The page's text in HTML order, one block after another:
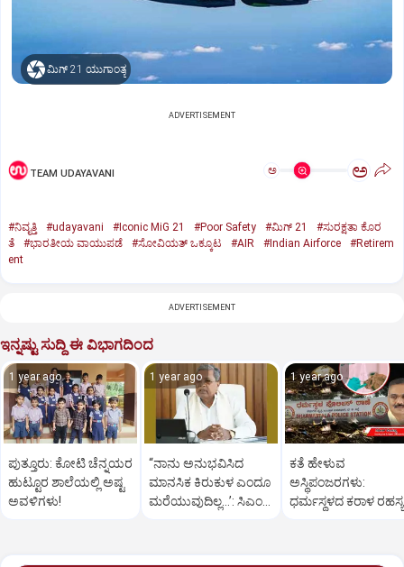
ಮಿಗ್‌ 21 ಯುಗಾಂತ್ಯ
ADVERTISEMENT
TEAM UDAYAVANI ಅ ಅ
#ನಿವೃತ್ತಿ #udayavani #Iconic MiG 21 #Poor Safety #ಮಿಗ್‌ 21
#ಸುರಕ್ಷತಾ ಕೊರ
ತೆ
#ಭಾರತೀಯ ವಾಯುಪಡೆ #ಸೋವಿಯತ್‌ ಒಕ್ಕೂಟ #AIR #Indian Airforce
#Retirem
ent
ADVERTISEMENT
ಇನ್ನಷ್ಟು ಸುದ್ದಿ ಈ ವಿಭಾಗದಿಂದ
1 year ago
ಪುತ್ತೂರು: ಕೋಟಿ ಚೆನ್ನಯರ
ಹುಟ್ಟೂರ ಶಾಲೆಯಲ್ಲಿ ಅಷ್ಟ
ಅವಳಿಗಳು!
1 year ago
“ನಾನು ಅನುಭವಿಸಿದ
ಮಾನಸಿಕ ಕಿರುಕುಳ ಎಂದೂ
ಮರೆಯುವುದಿಲ್ಲ…’: ಸಿಎಂ
1 year ago
ಕತೆ ಹೇಳುವ
ಅಸ್ಥಿಪಂಜರಗಳು:
ಧರ್ಮಸ್ಥಳದ‌ ಕರಾಳ ರಹಸ್ಯ